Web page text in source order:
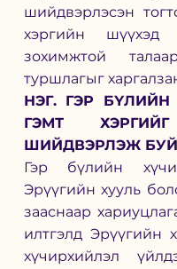
шийдвэрлэсэн
хэргийн шүүхэд
зохимжтой
туршлагыг
НЭГ. ГЭР
ГЭМТ
ШИЙДВЭРЛЭЖ
Гэр бүлийн
Эрүүгийн хууль
зааснаар
илтгэлд Эрүүгийн
хүчирхийлэл